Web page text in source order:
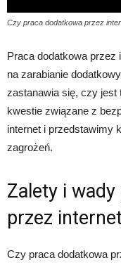
Czy praca dodatkowa przez
Praca dodatkowa przez
na zarabianie
zastanawia się, czy
kwestie związane z
internet i przedstawimy
zagrożeń.
Zalety i
przez internet
Czy praca dodatkowa